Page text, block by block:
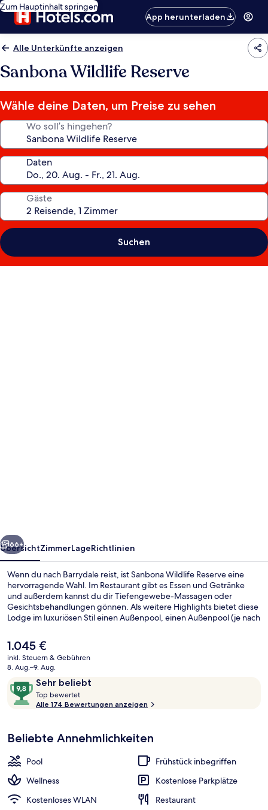
Zum Hauptinhalt springen
App herunterladen
Alle Unterkünfte anzeigen
Sanbona Wildlife Reserve
Wähle deine Daten, um Preise zu sehen
Wo soll’s hingehen?
Daten
Gäste
Suchen
Weiter
66+
ÜbersichtZimmerLageRichtlinien
Wenn du nach Barrydale reist, ist Sanbona Wildlife Reserve eine
hervorragende Wahl. Im Restaurant gibt es Essen und Getränke
und außerdem kannst du dir Tiefengewebe-Massagen oder
Gesichtsbehandlungen gönnen. Als weitere Highlights bietet diese
Lodge im luxuriösen Stil einen Außenpool, einen Außenpool (je nach
Gutes über das hilfsbereite Personal zu berichten.
Der
aktuelle
Preis
1.045 €.
1.045 €
inkl. Steuern & Gebühren
8. Aug.–9. Aug.
Bewertungen
Sehr beliebt
9,8
von
10,
beliebt
Top bewertet
o
b
e
Alle 174 Bewertungen anzeigen
Beliebte Annehmlichkeiten
Pool
Frühstück inbegriffen
Wellness
Kostenlose Parkplätze
Kostenloses WLAN
Restaurant